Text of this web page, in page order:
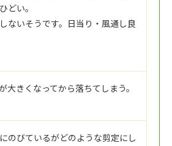
どい。
ないそうです。日当り・風通し良
大きくなってから落ちてしまう。
のびているがどのような剪定にし